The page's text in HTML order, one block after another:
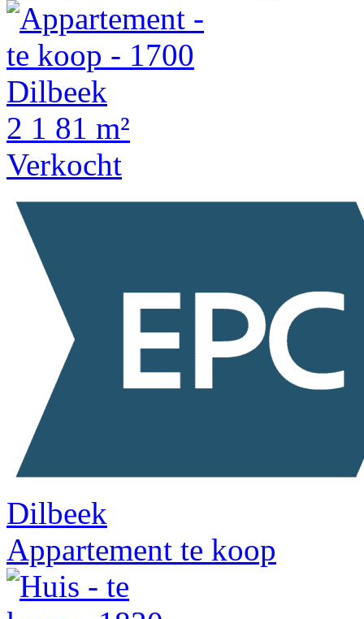
2 1 81 m²
Verkocht
Dilbeek
Appartement te koop